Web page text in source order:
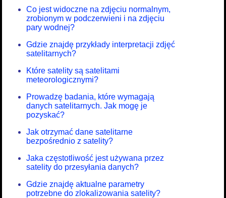
Co jest widoczne na zdjęciu normalnym,
zrobionym w podczerwieni i na zdjęciu
pary wodnej?
Gdzie znajdę przykłady interpretacji zdjęć
satelitarnych?
Które satelity są satelitami
meteorologicznymi?
Prowadzę badania, które wymagają
danych satelitarnych. Jak mogę je
pozyskać?
Jak otrzymać dane satelitarne
bezpośrednio z satelity?
Jaka częstotliwość jest używana przez
satelity do przesyłania danych?
Gdzie znajdę aktualne parametry
potrzebne do zlokalizowania satelity?